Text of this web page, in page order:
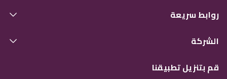
روابط سريعة
الشركة
قم بتنزيل تطبيقنا